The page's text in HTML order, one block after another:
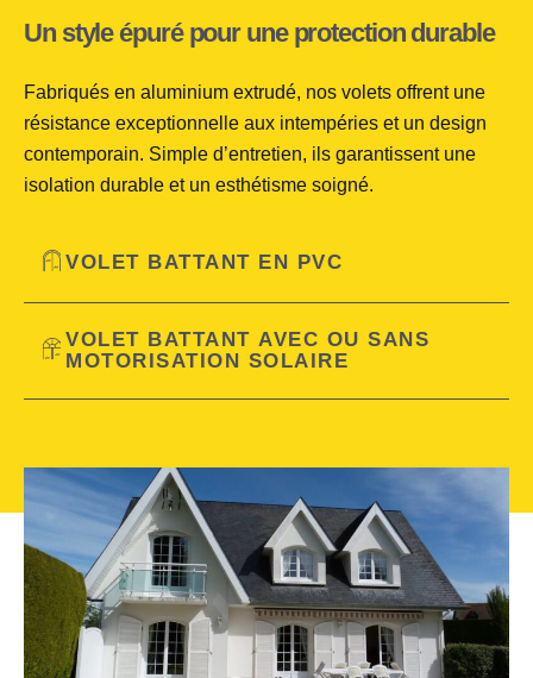
VOLET BATTANT EN PVC
VOLET BATTANT AVEC OU SANS
MOTORISATION SOLAIRE
Un style épuré pour une protection durable
Fabriqués en aluminium extrudé, nos volets offrent une
résistance exceptionnelle aux intempéries et un design
contemporain. Simple d’entretien, ils garantissent une
isolation durable et un esthétisme soigné.